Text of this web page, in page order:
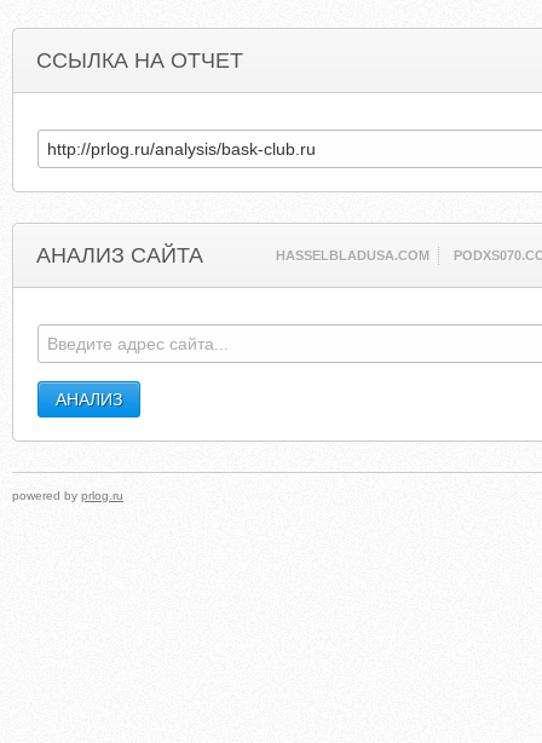
ССЫЛКА НА ОТЧЕТ
АНАЛИЗ САЙТА HASSELBLADUSA.COM
powered by prlog.ru